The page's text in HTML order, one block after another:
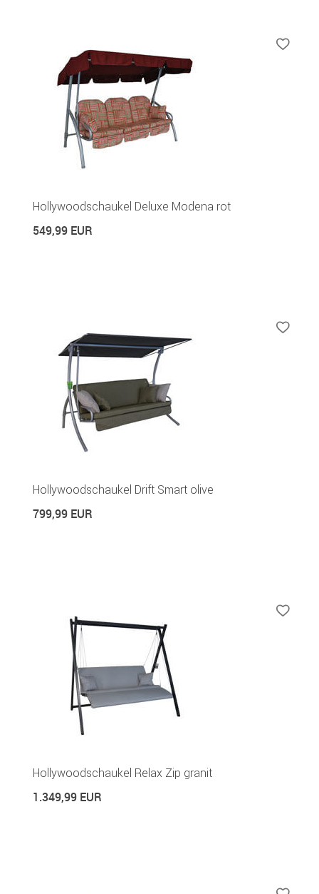
Hollywoodschaukel Deluxe Modena rot
549,99 EUR
Hollywoodschaukel Drift Smart olive
799,99 EUR
Hollywoodschaukel Relax Zip granit
1.349,99 EUR